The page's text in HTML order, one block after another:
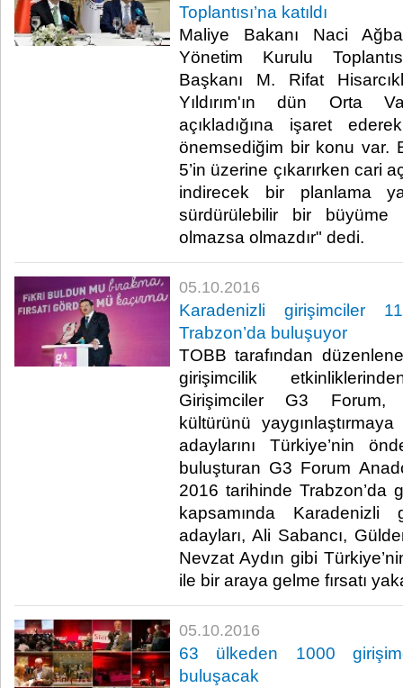
Toplantısı’na katıldı
Maliye Bakanı Naci
Yönetim Kurulu
Başkanı M. Rifat
Yıldırım'ın dün Orta
açıkladığına işaret
önemsediğim bir konu var.
5’in üzerine çıkarırken cari
indirecek bir planlama
sürdürülebilir bir büyüme
olmazsa olmazdır" dedi.​
05.10.2016
Karadenizli girişimciler
Trabzon’da buluşuyor
TOBB tarafından
girişimcilik
Girişimciler G3 Forum,
kültürünü
adaylarını Türkiye’nin
buluşturan G3 Forum
2016 tarihinde Trabzon’da
kapsamında
adayları, Ali Sabancı,
Nevzat Aydın gibi
ile bir araya gelme fırsatı
05.10.2016
63 ülkeden 1000
buluşacak